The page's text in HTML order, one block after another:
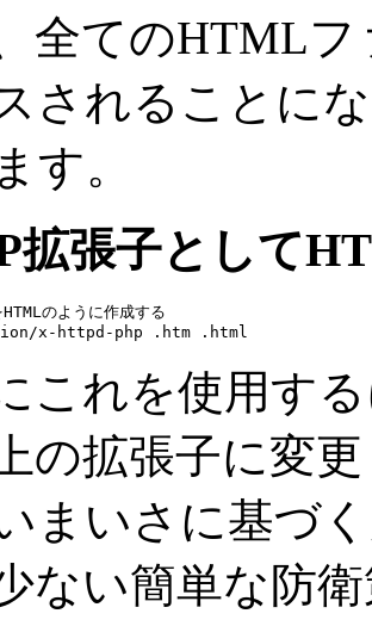
全てのHTML
されることに
す。
拡張子として
のように作成する
x-httpd-php .htm .html
これを使用す
の拡張子に変
まいさに基づ
ない簡単な防